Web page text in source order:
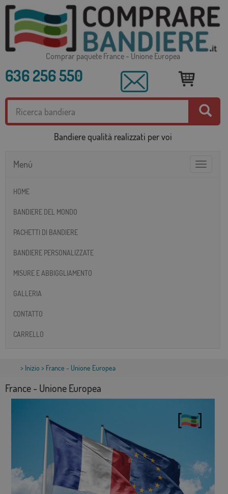
Comprar paquete France - Unione Europea
636 256 550
Bandiere qualità realizzati per voi
Toggle
Menú
HOME
BANDIERE DEL MONDO
PACHETTI DI BANDIERE
BANDIERE PERSONALIZZATE
MISURE E ABBIGGLIAMENTO
GALLERIA
CONTATTO
CARRELLO
> Inizio > France - Unione Europea
France - Unione Europea